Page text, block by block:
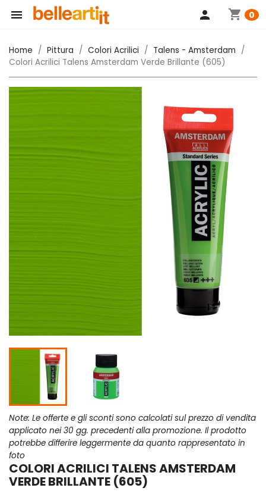
 shopping_cart 0
person
Home Pittura Colori Acrilici
Talens - Amsterdam
Colori Acrilici Talens Amsterdam Verde Brillante (605)
Note: Le offerte e gli sconti sono calcolati sul prezzo di vendita
applicato nei 30 gg. precedenti alla promozione. Il prodotto
potrebbe differire leggermente da quanto rappresentato in
foto
COLORI ACRILICI TALENS AMSTERDAM
VERDE BRILLANTE (605)